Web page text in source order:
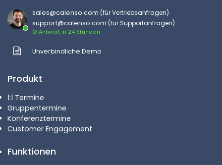
sales@calenso.com (für Vertriebsanfragen)
support@calenso.com (für Supportanfragen)
Ø Antwort in 24 Stunden
Unverbindliche Demo
Produkt
1:1 Termine
Gruppentermine
Konferenztermine
Customer Engagement
Funktionen